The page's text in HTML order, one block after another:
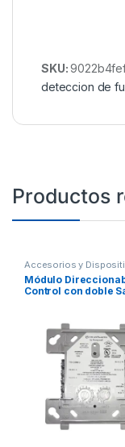
SKU:
deteccion de
Productos
Accesorios y
Direccionables
Fuego
Módulo
Control con doble